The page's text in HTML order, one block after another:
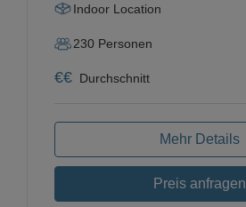
Indoor Location
230 Personen
€€ Durchschnitt
Mehr Details
Preis anfragen